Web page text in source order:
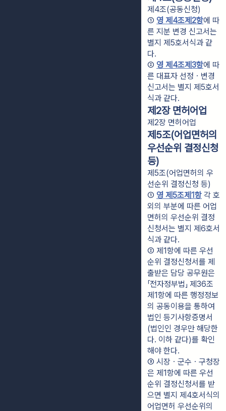
제4조(공동신청)
① 영 제4조제2항에 따
른 지분 변경 신고서는
별지 제5호서식과 같
다.
② 영 제4조제3항에 따
른 대표자 선정ㆍ변경
신고서는 별지 제5호서
식과 같다.
제2장 면허어업
제2장 면허어업
제5조(어업면허의
우선순위 결정신청
등)
제5조(어업면허의 우
선순위 결정신청 등)
① 영 제5조제1항 각 호
외의 부분에 따른 어업
면허의 우선순위 결정
신청서는 별지 제6호서
식과 같다.
② 제1항에 따른 우선
순위 결정신청서를 제
출받은 담당 공무원은
「전자정부법」 제36조
제1항에 따른 행정정보
의 공동이용을 통하여
법인 등기사항증명서
(법인인 경우만 해당한
다. 이하 같다)를 확인
해야 한다.
③ 시장ㆍ군수ㆍ구청장
은 제1항에 따른 우선
순위 결정신청서를 받
으면 별지 제4호서식의
어업면허 우선순위의